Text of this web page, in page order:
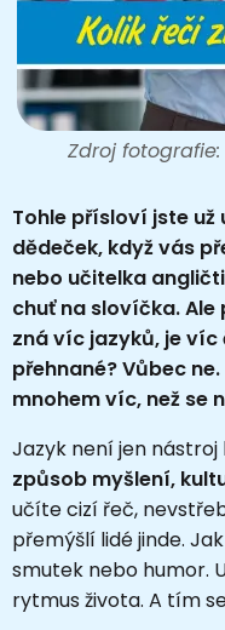
Zdroj
Tohle přísloví jste už
dědeček, když vás
nebo učitelka
chuť na slovíčka. Ale
zná víc jazyků, je
přehnané? Vůbec
mnohem víc, než se
Jazyk není jen nástroj
způsob myšlení,
učíte cizí řeč,
přemýšlí lidé jinde.
smutek nebo humor.
rytmus života. A tím